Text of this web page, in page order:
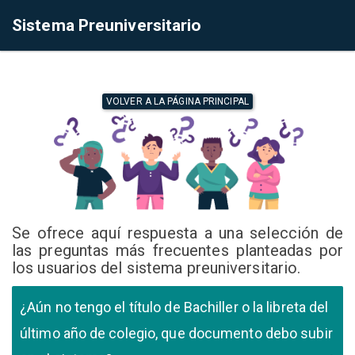
Sistema Preuniversitario
VOLVER A LA PÁGINA PRINCIPAL
Se ofrece aquí respuesta a una selección de
las preguntas más frecuentes planteadas por
los usuarios del sistema preuniversitario.
¿Aún no tengo el título de Bachiller o la libreta del
último año de colegio, que documento debo subir